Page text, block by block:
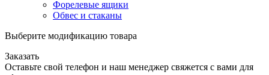
Форелевые ящики
Обвес и стаканы
Выберите модификацию товара
Заказать
Оставьте свой телефон и наш менеджер свяжется с вами для